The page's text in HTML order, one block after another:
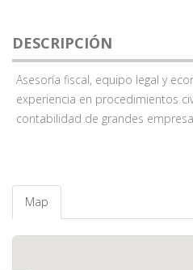
DESCRIPCIÓN
Asesoría fiscal, equipo legal y
experiencia en procedimientos
contabilidad de grandes
Map